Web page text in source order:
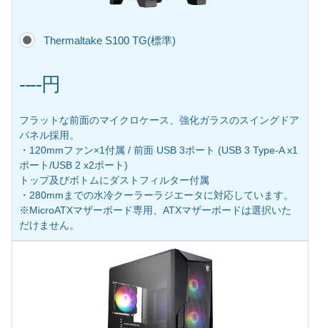
Thermaltake S100 TG(標準)
----円
フラットな前面のマイクロケース、強化ガラスのスイングドア
パネル採用。
・120mmファン×1付属 / 前面 USB 3ポート (USB 3 Type-A x1
ポート/USB 2 x2ポート)
トップ及びボトムにダストフィルター付属
・280mmまでの水冷クーラーラジエータに対応しています。
※MicroATXマザーボード専用、ATXマザーボードは選択いた
だけません。